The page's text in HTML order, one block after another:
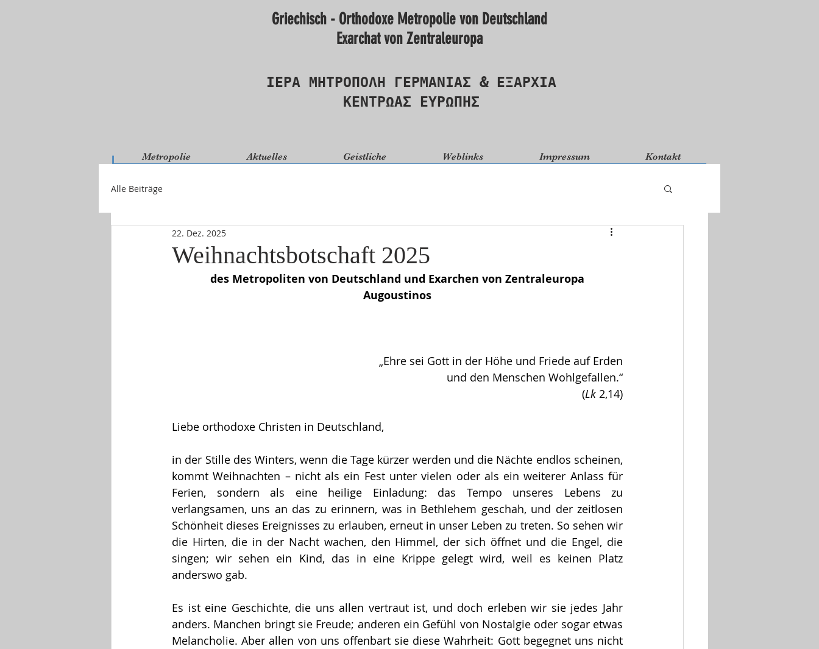
Griechisch - Orthodoxe Metropolie von Deutschland
Exarchat von Zentraleuropa
ΙΕΡΑ ΜΗΤΡΟΠΟΛΗ ΓΕΡΜΑΝΙΑΣ & ΕΞΑΡΧΙΑ
ΚΕΝΤΡΩΑΣ ΕΥΡΩΠΗΣ
Metropolie Aktuelles Geistliche Weblinks Impressum Kontakt
Alle Beiträge
Weihnachtsbotschaft 2025
22. Dez. 2025
des Metropoliten von Deutschland und Exarchen von Zentraleuropa
Augoustinos
„Ehre sei Gott in der Höhe und Friede auf Erden
und den Menschen Wohlgefallen.“
(Lk 2,14)
Liebe orthodoxe Christen in Deutschland,
in der Stille des Winters, wenn die Tage kürzer werden und die Nächte endlos scheinen,
kommt Weihnachten – nicht als ein Fest unter vielen oder als ein weiterer Anlass für
Ferien, sondern als eine heilige Einladung: das Tempo unseres Lebens zu
verlangsamen, uns an das zu erinnern, was in Bethlehem geschah, und der zeitlosen
Schönheit dieses Ereignisses zu erlauben, erneut in unser Leben zu treten. So sehen wir
die Hirten, die in der Nacht wachen, den Himmel, der sich öffnet und die Engel, die
singen; wir sehen ein Kind, das in eine Krippe gelegt wird, weil es keinen Platz
anderswo gab.
Es ist eine Geschichte, die uns allen vertraut ist, und doch erleben wir sie jedes Jahr
anders. Manchen bringt sie Freude; anderen ein Gefühl von Nostalgie oder sogar etwas
Melancholie. Aber allen von uns offenbart sie diese Wahrheit: Gott begegnet uns nicht